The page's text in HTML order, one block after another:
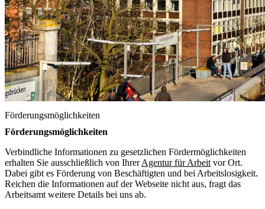
Förderungsmöglichkeiten
Förderungsmöglichkeiten
Verbindliche Informationen zu gesetzlichen Fördermöglichkeiten
erhalten Sie ausschließlich von IhrerAgentur für Arbeitvor Ort.
Dabei gibt es Förderung von Beschäftigten und bei Arbeitslosigkeit.
Reichen die Informationen auf der Webseite nicht aus, fragt das
Arbeitsamt weitere Details bei uns ab.